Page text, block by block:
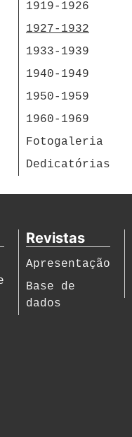
1919-1926
1927-1932
1933-1939
1940-1949
1950-1959
1960-1969
Fotogaleria
Dedicatórias
Revistas
Apresentação
Base de
dados